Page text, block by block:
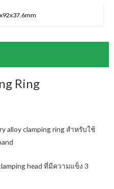
Ring
alloy clamping ring สำหรับใช้
head ที่มีความแข็ง 3